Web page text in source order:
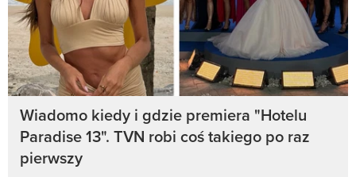
Wiadomo kiedy i gdzie premiera "Hotelu
Paradise 13". TVN robi coś takiego po raz
pierwszy